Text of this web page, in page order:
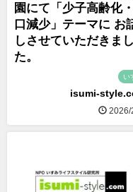
園にて「少子高齢化
口減少」テーマに お
しさせていただきまし
た。
い
isumi-
2026/